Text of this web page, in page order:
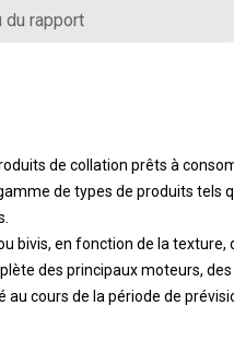
du rapport
de collation prêts à
de types de produits tels
bivis, en fonction de la texture,
des principaux moteurs,
cours de la période de